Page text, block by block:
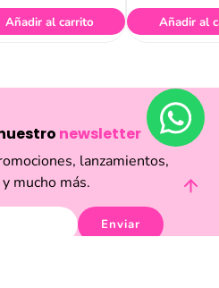
Añadir al carrito Añadir al
newsletter
lanzamientos,
mucho más.
Enviar